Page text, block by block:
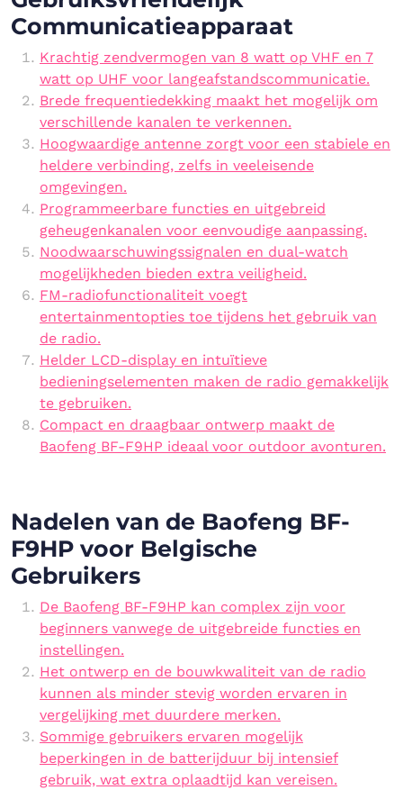
Communicatieapparaat
Krachtig zendvermogen van 8 watt op VHF en 7
watt op UHF voor langeafstandscommunicatie.
Brede frequentiedekking maakt het mogelijk om
verschillende kanalen te verkennen.
Hoogwaardige antenne zorgt voor een stabiele en
heldere verbinding, zelfs in veeleisende
omgevingen.
Programmeerbare functies en uitgebreid
geheugenkanalen voor eenvoudige aanpassing.
Noodwaarschuwingssignalen en dual-watch
mogelijkheden bieden extra veiligheid.
FM-radiofunctionaliteit voegt
entertainmentopties toe tijdens het gebruik van
de radio.
Helder LCD-display en intuïtieve
bedieningselementen maken de radio gemakkelijk
te gebruiken.
Compact en draagbaar ontwerp maakt de
Baofeng BF-F9HP ideaal voor outdoor avonturen.
Nadelen van de Baofeng BF-
F9HP voor Belgische
Gebruikers
De Baofeng BF-F9HP kan complex zijn voor
beginners vanwege de uitgebreide functies en
instellingen.
Het ontwerp en de bouwkwaliteit van de radio
kunnen als minder stevig worden ervaren in
vergelijking met duurdere merken.
Sommige gebruikers ervaren mogelijk
beperkingen in de batterijduur bij intensief
gebruik, wat extra oplaadtijd kan vereisen.